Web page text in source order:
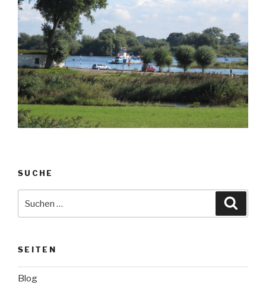
SUCHE
nach:
SEITEN
Blog